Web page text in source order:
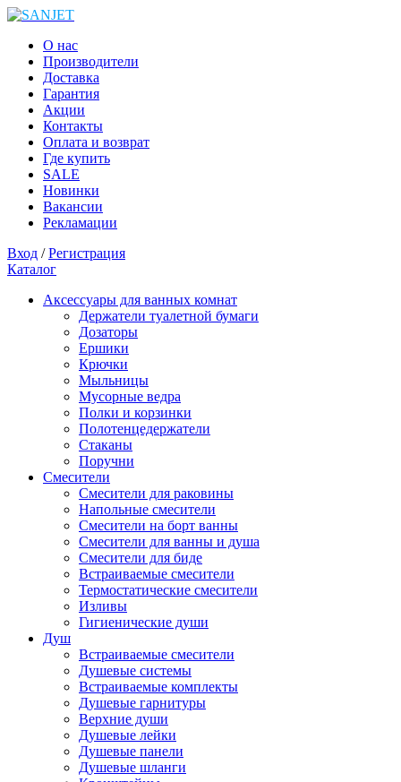
О нас
Производители
Доставка
Гарантия
Акции
Контакты
Оплата и возврат
Где купить
SALE
Новинки
Вакансии
Рекламации
Вход /Регистрация
Каталог
Аксессуары для ванных комнат
Держатели туалетной бумаги
Дозаторы
Ершики
Крючки
Мыльницы
Мусорные ведра
Полки и корзинки
Полотенцедержатели
Стаканы
Поручни
Смесители
Смесители для раковины
Напольные смесители
Смесители на борт ванны
Смесители для ванны и душа
Смесители для биде
Встраиваемые смесители
Термостатические смесители
Изливы
Гигиенические души
Душ
Встраиваемые смесители
Душевые системы
Встраиваемые комплекты
Душевые гарнитуры
Верхние души
Душевые лейки
Душевые панели
Душевые шланги